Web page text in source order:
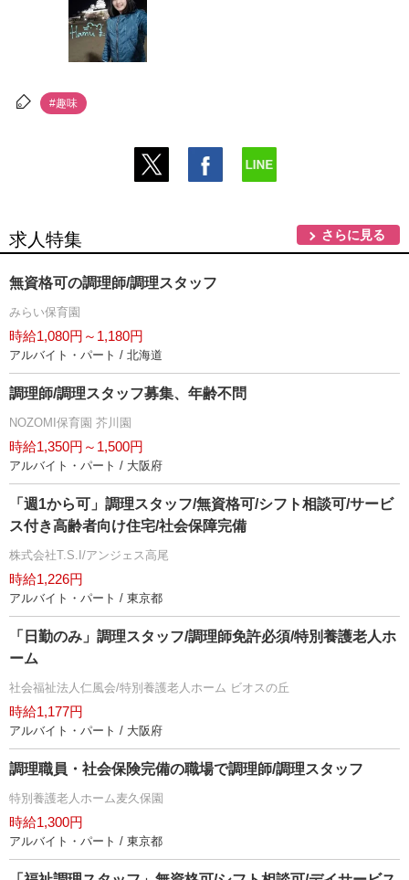
#趣味
求人特集 さらに見る
無資格可の調理師/調理スタッフ
みらい保育園
時給1,080円～1,180円
アルバイト・パート / 北海道
調理師/調理スタッフ募集、年齢不問
NOZOMI保育園 芥川園
時給1,350円～1,500円
アルバイト・パート / 大阪府
「週1から可」調理スタッフ/無資格可/シフト相談可/サービ
ス付き高齢者向け住宅/社会保障完備
株式会社T.S.I/アンジェス高尾
時給1,226円
アルバイト・パート / 東京都
「日勤のみ」調理スタッフ/調理師免許必須/特別養護老人ホ
ーム
社会福祉法人仁風会/特別養護老人ホーム ビオスの丘
時給1,177円
アルバイト・パート / 大阪府
調理職員・社会保険完備の職場で調理師/調理スタッフ
特別養護老人ホーム麦久保園
時給1,300円
アルバイト・パート / 東京都